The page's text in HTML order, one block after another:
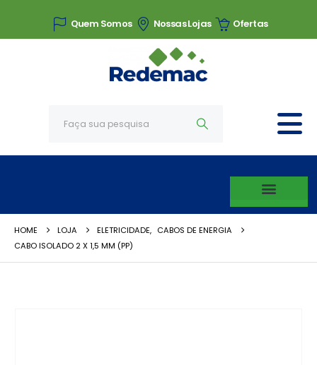
Quem Somos Nossas Lojas Ofertas
HOME LOJA ELETRICIDADE, CABOS DE ENERGIA
CABO ISOLADO 2 X 1,5 MM (PP)